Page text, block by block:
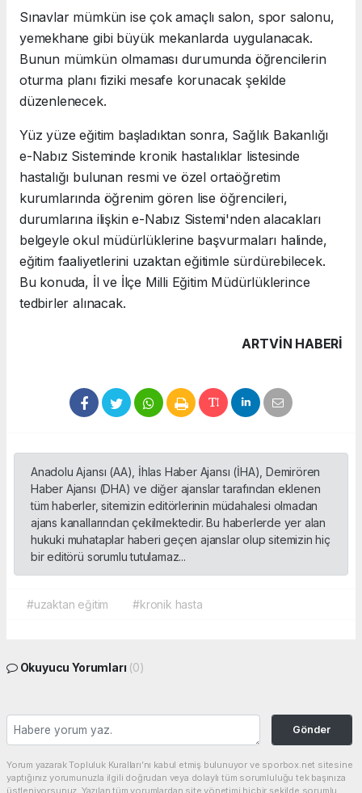
Sınavlar mümkün ise çok amaçlı salon, spor salonu,
yemekhane gibi büyük mekanlarda uygulanacak.
Bunun mümkün olmaması durumunda öğrencilerin
oturma planı fiziki mesafe korunacak şekilde
düzenlenecek.
Yüz yüze eğitim başladıktan sonra, Sağlık Bakanlığı
e-Nabız Sisteminde kronik hastalıklar listesinde
hastalığı bulunan resmi ve özel ortaöğretim
kurumlarında öğrenim gören lise öğrencileri,
durumlarına ilişkin e-Nabız Sistemi'nden alacakları
belgeyle okul müdürlüklerine başvurmaları halinde,
eğitim faaliyetlerini uzaktan eğitimle sürdürebilecek.
Bu konuda, İl ve İlçe Milli Eğitim Müdürlüklerince
tedbirler alınacak.
ARTVIN HABERİ
Anadolu Ajansı (AA), İhlas Haber Ajansı (İHA), Demirören
Haber Ajansı (DHA) ve diğer ajanslar tarafından eklenen
tüm haberler, sitemizin editörlerinin müdahalesi olmadan
ajans kanallarından çekilmektedir. Bu haberlerde yer alan
hukuki muhataplar haberi geçen ajanslar olup sitemizin hiç
bir editörü sorumlu tutulamaz...
#uzaktan eğitim #kronik hasta
Okuyucu Yorumları (0)
Gönder
Yorum yazarak Topluluk Kuralları’nı kabul etmiş bulunuyor ve sporbox.net sitesine
yaptığınız yorumunuzla ilgili doğrudan veya dolaylı tüm sorumluluğu tek başınıza
üstleniyorsunuz. Yazılan tüm yorumlardan site yönetimi hiçbir şekilde sorumlu